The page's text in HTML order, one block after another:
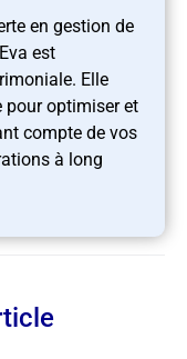
en gestion de
est
Elle
pour optimiser et
compte de vos
à long